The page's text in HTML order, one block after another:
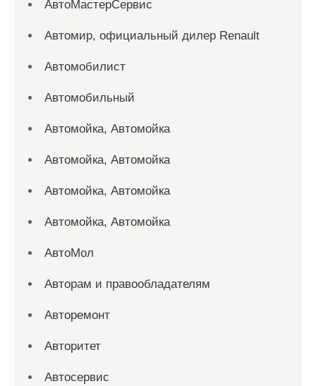
АвтоМастерСервис
Автомир, официальный дилер Renault
Автомобилист
Автомобильный
Автомойка, Автомойка
Автомойка, Автомойка
Автомойка, Автомойка
Автомойка, Автомойка
АвтоМол
Авторам и правообладателям
Авторемонт
Авторитет
Автосервис